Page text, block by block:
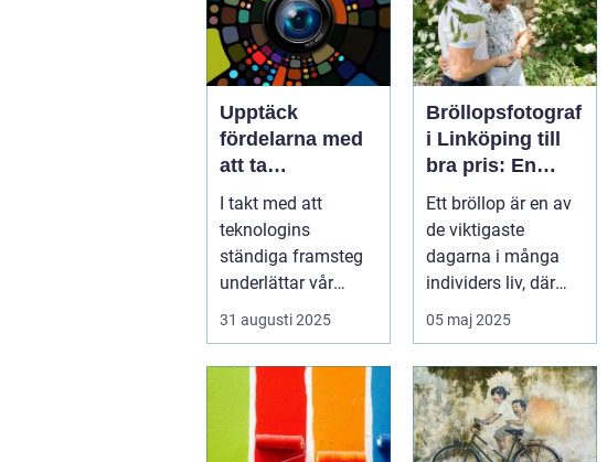
Upptäck
fördelarna med
att ta
körkortsfoto på
Östermalm
I takt med att
teknologins
ständiga framsteg
underlättar vår
vardag, kvarstår ...
31 augusti 2025
Bröllopsfotograf
i Linköping till
bra pris: En
nyckelspelare
för oförglömliga
minnen
Ett bröllop är en av
de viktigaste
dagarna i många
individers liv, där
alla det...
05 maj 2025